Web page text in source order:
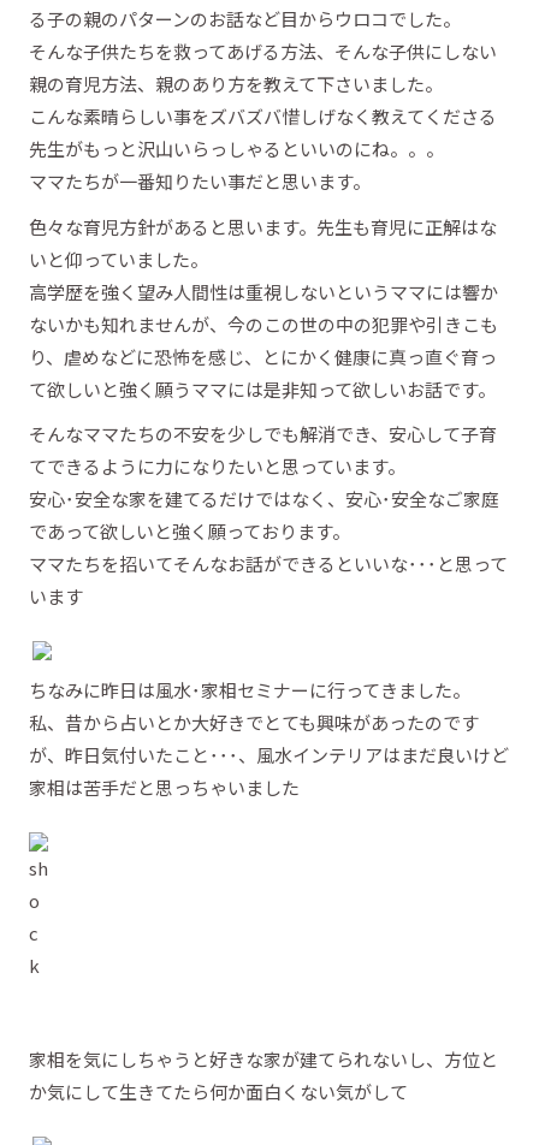
る子の親のパターンのお話など目からウロコでした。
そんな子供たちを救ってあげる方法、そんな子供にしない
親の育児方法、親のあり方を教えて下さいました。
こんな素晴らしい事をズバズバ惜しげなく教えてくださる
先生がもっと沢山いらっしゃるといいのにね。。。
ママたちが一番知りたい事だと思います。
色々な育児方針があると思います。先生も育児に正解はな
いと仰っていました。
高学歴を強く望み人間性は重視しないというママには響か
ないかも知れませんが、今のこの世の中の犯罪や引きこも
り、虐めなどに恐怖を感じ、とにかく健康に真っ直ぐ育っ
て欲しいと強く願うママには是非知って欲しいお話です。
そんなママたちの不安を少しでも解消でき、安心して子育
てできるように力になりたいと思っています。
安心･安全な家を建てるだけではなく、安心･安全なご家庭
であって欲しいと強く願っております。
ママたちを招いてそんなお話ができるといいな･･･と思って
います
ちなみに昨日は風水･家相セミナーに行ってきました。
私、昔から占いとか大好きでとても興味があったのです
が、昨日気付いたこと･･･、風水インテリアはまだ良いけど
家相は苦手だと思っちゃいました
家相を気にしちゃうと好きな家が建てられないし、方位と
か気にして生きてたら何か面白くない気がして